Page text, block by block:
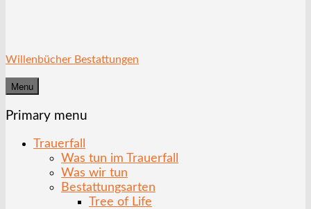
Willenbücher Bestattungen
Menu
Primary menu
Trauerfall
Was tun im Trauerfall
Was wir tun
Bestattungsarten
Tree of Life